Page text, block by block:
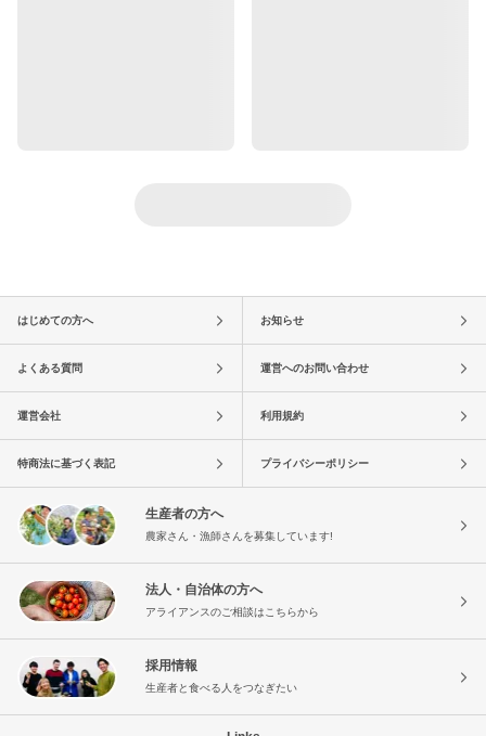
はじめての方へ お知らせ
よくある質問 運営へのお問い合わせ
運営会社 利用規約
特商法に基づく表記 プライバシーポリシー
生産者の方へ
農家さん・漁師さんを募集しています!
法人・自治体の方へ
アライアンスのご相談はこちらから
採用情報
生産者と食べる人をつなぎたい